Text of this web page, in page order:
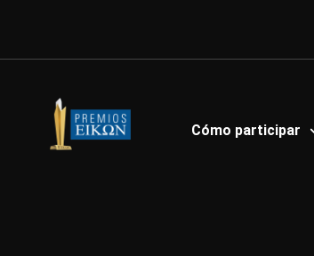
contenido
Cómo participar